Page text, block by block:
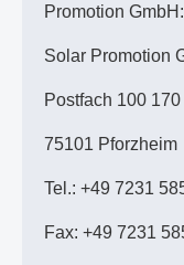
Promotion GmbH:
Solar Promotion
Postfach 100 170
75101 Pforzheim
Tel.: +49 7231
Fax: +49 7231